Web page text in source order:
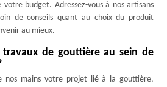
budget. Adressez-vous à nos artisans
de conseils quant au choix du produit
au mieux.
travaux de gouttière au sein de
nos mains votre projet lié à la gouttière,